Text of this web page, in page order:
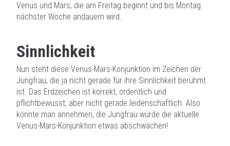
Venus und Mars, die am Freitag beginnt und bis Montag
nächster Woche andauern wird.
Sinnlichkeit
Nun steht diese Venus-Mars-Konjunktion im Zeichen der
Jungfrau, die ja nicht gerade für ihre Sinnlichkeit berühmt
ist. Das Erdzeichen ist korrekt, ordentlich und
pflichtbewusst, aber nicht gerade leidenschaftlich. Also
könnte man annehmen, die Jungfrau würde die aktuelle
Venus-Mars-Konjunktion etwas abschwächen!